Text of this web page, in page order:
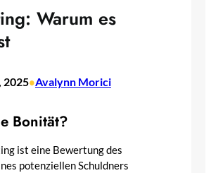
Warum es
2025•Avalynn Morici
Bonität?
ist eine Bewertung des
potenziellen Schuldners